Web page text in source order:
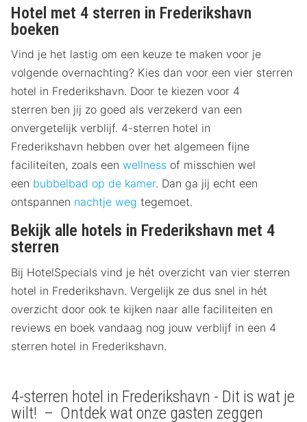
Hotel met 4 sterren in Frederikshavn
boeken
Vind je het lastig om een keuze te maken voor je
volgende overnachting? Kies dan voor een vier sterren
hotel in Frederikshavn. Door te kiezen voor 4
sterren ben jij zo goed als verzekerd van een
onvergetelijk verblijf. 4-sterren hotel in
Frederikshavn hebben over het algemeen fijne
faciliteiten, zoals een wellness of misschien wel
een bubbelbad op de kamer. Dan ga jij echt een
ontspannen nachtje weg tegemoet.
Bekijk alle hotels in Frederikshavn met 4
sterren
Bij HotelSpecials vind je hét overzicht van vier sterren
hotel in Frederikshavn. Vergelijk ze dus snel in hét
overzicht door ook te kijken naar alle faciliteiten en
reviews en boek vandaag nog jouw verblijf in een 4
sterren hotel in Frederikshavn.
4-sterren hotel in Frederikshavn - Dit is wat je
wilt! – Ontdek wat onze gasten zeggen